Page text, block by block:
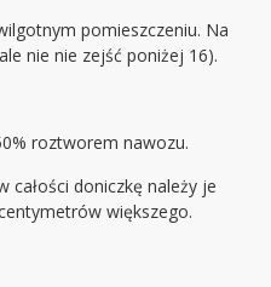
pomieszczeniu. Na
nie nie zejść poniżej 16).
roztworem nawozu.
całości doniczkę należy je
większego.